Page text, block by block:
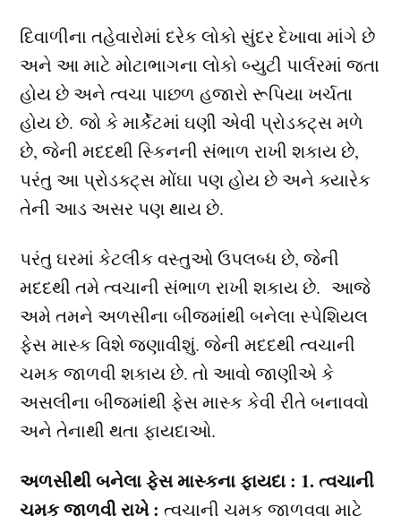
દિવાળીના તહેવારોમાં દરેક લોકો સુંદર દેખાવા માંગે છે
અને આ માટે મોટાભાગના લોકો બ્યુટી પાર્લરમાં જતા
હોય છે અને ત્વચા પાછળ હજારો રૂપિયા ખર્ચતા
હોય છે. જો કે માર્કેટમાં ઘણી એવી પ્રોડક્ટ્સ મળે
છે, જેની મદદથી સ્કિનની સંભાળ રાખી શકાય છે,
પરંતુ આ પ્રોડક્ટ્સ મોંઘા પણ હોય છે અને ક્યારેક
તેની આડ અસર પણ થાય છે.
પરંતુ ઘરમાં કેટલીક વસ્તુઓ ઉપલબ્ધ છે, જેની
મદદથી તમે ત્વચાની સંભાળ રાખી શકાય છે. આજે
અમે તમને અળસીના બીજમાંથી બનેલા સ્પેશિયલ
ફેસ માસ્ક વિશે જણાવીશું. જેની મદદથી ત્વચાની
ચમક જાળવી શકાય છે. તો આવો જાણીએ કે
અસલીના બીજમાંથી ફેસ માસ્ક કેવી રીતે બનાવવો
અને તેનાથી થતા ફાયદાઓ.
અળસીથી બનેલા ફેસ માસ્કના ફાયદા : 1. ત્વચાની
ચમક જાળવી રાખે : ત્વચાની ચમક જાળવવા માટે